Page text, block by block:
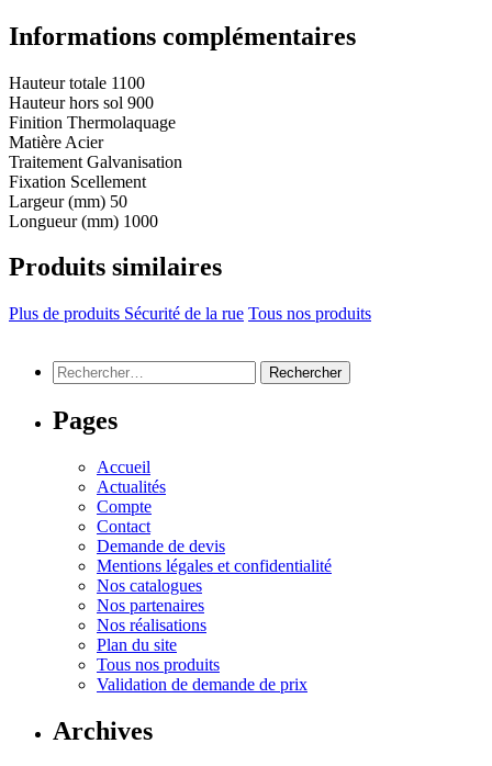
Informations complémentaires
Hauteur totale 1100
Hauteur hors sol 900
Finition Thermolaquage
Matière Acier
Traitement Galvanisation
Fixation Scellement
Largeur (mm) 50
Longueur (mm) 1000
Produits similaires
Plus de produits Sécurité de la rue Tous nos produits
Rechercher :
Pages
Accueil
Actualités
Compte
Contact
Demande de devis
Mentions légales et confidentialité
Nos catalogues
Nos partenaires
Nos réalisations
Plan du site
Tous nos produits
Validation de demande de prix
Archives